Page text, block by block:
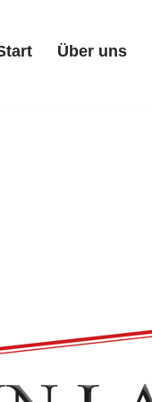
Über uns